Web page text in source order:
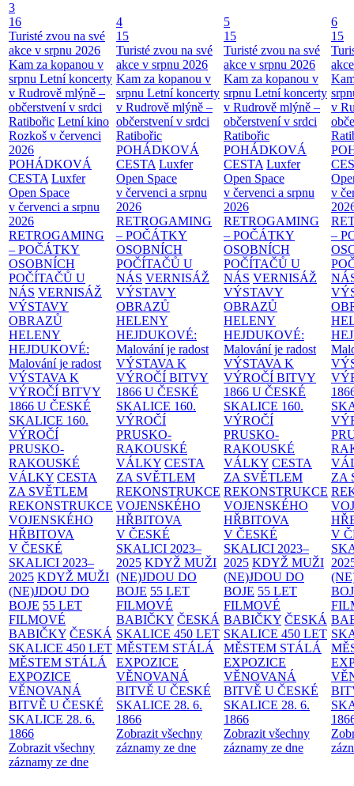
3
16
Turisté zvou na své
akce v srpnu 2026
Kam za kopanou v
srpnu Letní koncerty
v Rudrově mlýně –
občerstvení v srdci
Ratibořic Letní kino
Rozkoš v červenci
2026
POHÁDKOVÁ
CESTA Luxfer
Open Space
v červenci a srpnu
2026
RETROGAMING
– POČÁTKY
OSOBNÍCH
POČÍTAČŮ U
NÁS VERNISÁŽ
VÝSTAVY
OBRAZŮ
HELENY
HEJDUKOVÉ:
Malování je radost
VÝSTAVA K
VÝROČÍ BITVY
1866 U ČESKÉ
SKALICE 160.
VÝROČÍ
PRUSKO-
RAKOUSKÉ
VÁLKY CESTA
ZA SVĚTLEM
REKONSTRUKCE
VOJENSKÉHO
HŘBITOVA
V ČESKÉ
SKALICI 2023–
2025 KDYŽ MUŽI
(NE)JDOU DO
BOJE 55 LET
FILMOVÉ
BABIČKY ČESKÁ
SKALICE 450 LET
MĚSTEM STÁLÁ
EXPOZICE
VĚNOVANÁ
BITVĚ U ČESKÉ
SKALICE 28. 6.
1866
Zobrazit všechny
záznamy ze dne
4
15
Turisté zvou na své
akce v srpnu 2026
Kam za kopanou v
srpnu Letní koncerty
v Rudrově mlýně –
občerstvení v srdci
Ratibořic
POHÁDKOVÁ
CESTA Luxfer
Open Space
v červenci a srpnu
2026
RETROGAMING
– POČÁTKY
OSOBNÍCH
POČÍTAČŮ U
NÁS VERNISÁŽ
VÝSTAVY
OBRAZŮ
HELENY
HEJDUKOVÉ:
Malování je radost
VÝSTAVA K
VÝROČÍ BITVY
1866 U ČESKÉ
SKALICE 160.
VÝROČÍ
PRUSKO-
RAKOUSKÉ
VÁLKY CESTA
ZA SVĚTLEM
REKONSTRUKCE
VOJENSKÉHO
HŘBITOVA
V ČESKÉ
SKALICI 2023–
2025 KDYŽ MUŽI
(NE)JDOU DO
BOJE 55 LET
FILMOVÉ
BABIČKY ČESKÁ
SKALICE 450 LET
MĚSTEM STÁLÁ
EXPOZICE
VĚNOVANÁ
BITVĚ U ČESKÉ
SKALICE 28. 6.
1866
Zobrazit všechny
záznamy ze dne
5
15
Turisté zvou na své
akce v srpnu 2026
Kam za kopanou v
srpnu Letní koncerty
v Rudrově mlýně –
občerstvení v srdci
Ratibořic
POHÁDKOVÁ
CESTA Luxfer
Open Space
v červenci a srpnu
2026
RETROGAMING
– POČÁTKY
OSOBNÍCH
POČÍTAČŮ U
NÁS VERNISÁŽ
VÝSTAVY
OBRAZŮ
HELENY
HEJDUKOVÉ:
Malování je radost
VÝSTAVA K
VÝROČÍ BITVY
1866 U ČESKÉ
SKALICE 160.
VÝROČÍ
PRUSKO-
RAKOUSKÉ
VÁLKY CESTA
ZA SVĚTLEM
REKONSTRUKCE
VOJENSKÉHO
HŘBITOVA
V ČESKÉ
SKALICI 2023–
2025 KDYŽ MUŽI
(NE)JDOU DO
BOJE 55 LET
FILMOVÉ
BABIČKY ČESKÁ
SKALICE 450 LET
MĚSTEM STÁLÁ
EXPOZICE
VĚNOVANÁ
BITVĚ U ČESKÉ
SKALICE 28. 6.
1866
Zobrazit všechny
záznamy ze dne
6
15
v
v
–
ZA
V